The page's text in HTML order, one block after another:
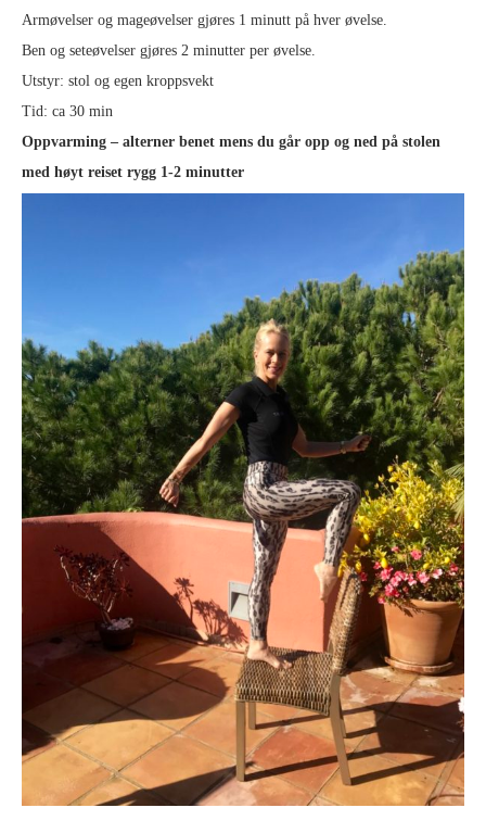
Armøvelser og mageøvelser gjøres 1 minutt på hver øvelse.
Ben og seteøvelser gjøres 2 minutter per øvelse.
Utstyr: stol og egen kroppsvekt
Tid: ca 30 min
Oppvarming – alterner benet mens du går opp og ned på stolen
med høyt reiset rygg 1-2 minutter